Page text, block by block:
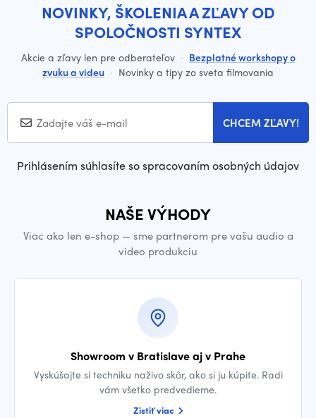
NOVINKY, ŠKOLENIA A ZĽAVY OD
SPOLOČNOSTI SYNTEX
Akcie a zľavy len pre odberateľov · Bezplatné workshopy o
zvuku a videu · Novinky a tipy zo sveta filmovania
CHCEM ZĽAVY!
Prihlásením súhlasíte so spracovaním osobných údajov
NAŠE VÝHODY
Viac ako len e-shop — sme partnerom pre vašu audio a
video produkciu
Showroom v Bratislave aj v Prahe
Vyskúšajte si techniku naživo skôr, ako si ju kúpite. Radi
vám všetko predvedieme.
Zistiť viac